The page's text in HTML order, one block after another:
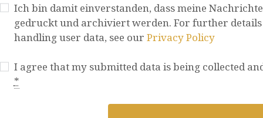
Ich bin damit einverstanden, dass meine
gedruckt und archiviert werden. For further
handling user data, see our Privacy Policy
I agree that my submitted data is being collected
*